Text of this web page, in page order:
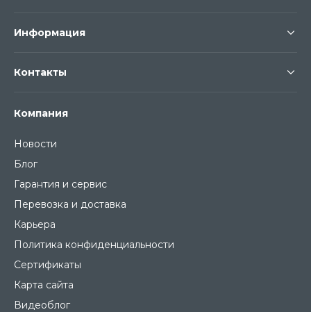
Компания
Новости
Блог
Гарантия и сервис
Перевозка и доставка
Карьера
Политика конфиденциальности
Сертификаты
Карта сайта
Видеоблог
Информация
Контакты